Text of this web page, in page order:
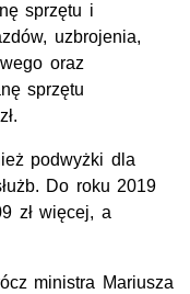
sprzętu i
uzbrojenia,
oraz
sprzętu
podwyżki dla
Do roku 2019
zł więcej, a
ministra Mariusza